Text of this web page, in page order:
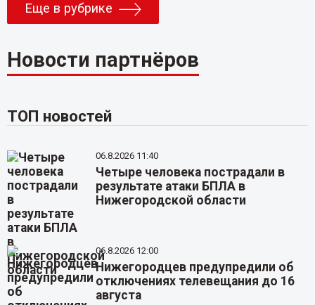
Еще в рубрике
Новости партнёров
ТОП новостей
06.8.2026 11:40
Четыре человека пострадали в
результате атаки БПЛА в
Нижегородской области
06.8.2026 12:00
Нижегородцев предупредили об
отключениях телевещания до 16
августа